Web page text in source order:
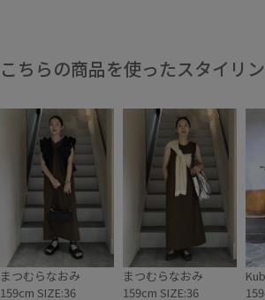
い～！ってことで3テイ
ートしました！ ⁡ 暑い日
すよね！🌞+🕶 参考にし
～🫶 ⁡ #adametrope
こちらの商品を使ったスタイリン
まつむらなおみ
159cm SIZE:36
まつむらなおみ
159cm SIZE:36